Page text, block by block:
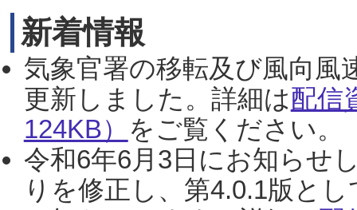
新着情報
気象官署の移転及び風向風
更新しました。詳細は配信
124KB） をご覧ください。
令和6年6月3日にお知らせ
りを修正し、第4.0.1版と